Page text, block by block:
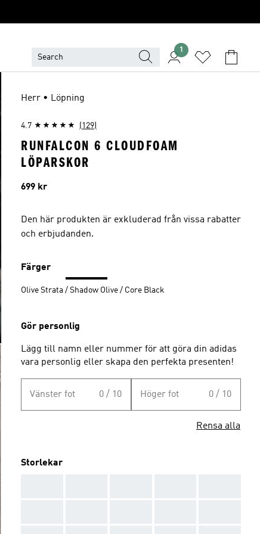
1
Herr • Löpning
4.7 (129)
RUNFALCON 6 CLOUDFOAM
LÖPARSKOR
Pris
699 kr
Den här produkten är exkluderad från vissa rabatter
och erbjudanden.
Färger
Olive Strata / Shadow Olive / Core Black
Gör personlig
Lägg till namn eller nummer för att göra din adidas
vara personlig eller skapa den perfekta presenten!
Vänster fot 0 / 10 Höger fot 0 / 10
Rensa alla
Storlekar